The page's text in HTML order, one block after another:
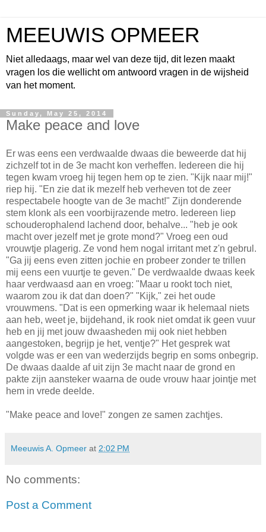
MEEUWIS OPMEER
Niet alledaags, maar wel van deze tijd, dit lezen maakt
vragen los die wellicht om antwoord vragen in de wijsheid
van het moment.
Sunday, May 25, 2014
Make peace and love
Er was eens een verdwaalde dwaas die beweerde dat hij
zichzelf tot in de 3e macht kon verheffen. Iedereen die hij
tegen kwam vroeg hij tegen hem op te zien. "Kijk naar mij!"
riep hij. "En zie dat ik mezelf heb verheven tot de zeer
respectabele hoogte van de 3e macht!" Zijn donderende
stem klonk als een voorbijrazende metro. Iedereen liep
schouderophalend lachend door, behalve... "heb je ook
macht over jezelf met je grote mond?" Vroeg een oud
vrouwtje plagerig. Ze vond hem nogal irritant met z'n gebrul.
"Ga jij eens even zitten jochie en probeer zonder te trillen
mij eens een vuurtje te geven." De verdwaalde dwaas keek
haar verdwaasd aan en vroeg: "Maar u rookt toch niet,
waarom zou ik dat dan doen?" "Kijk," zei het oude
vrouwmens. "Dat is een opmerking waar ik helemaal niets
aan heb, weet je, bijdehand, ik rook niet omdat ik geen vuur
heb en jij met jouw dwaasheden mij ook niet hebben
aangestoken, begrijp je het, ventje?" Het gesprek wat
volgde was er een van wederzijds begrip en soms onbegrip.
De dwaas daalde af uit zijn 3e macht naar de grond en
pakte zijn aansteker waarna de oude vrouw haar jointje met
hem in vrede deelde.
"Make peace and love!" zongen ze samen zachtjes.
Meeuwis A. Opmeer at 2:02 PM
No comments:
Post a Comment